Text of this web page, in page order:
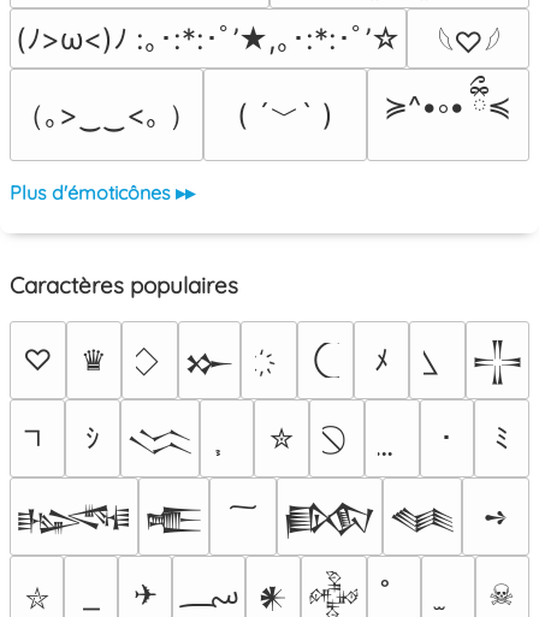
(ﾉ>ω<)ﾉ :｡･:*:･ﾟ’★,｡･:*:･ﾟ’☆
𓆩♡𓆪
（｡>‿‿<｡ ） ( ´﹀` ) ≽^•༚• ྀིྀ≼
Plus d'émoticônes ▸▸
Caractères populaires
♡ ♛ 𒁍 ﾒ 𒋲
ｼ 𒈱 ✮ ･ ﾐ
𒈙 𒍫 𒁃 𒈝 ➺
⛥ ✈ ؄ 𒀭 𒅒 ☠